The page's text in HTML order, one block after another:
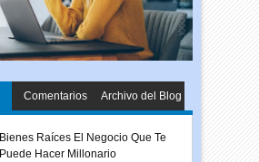
Comentarios Archivo del Blog
Bienes Raíces El Negocio Que Te
Puede Hacer Millonario